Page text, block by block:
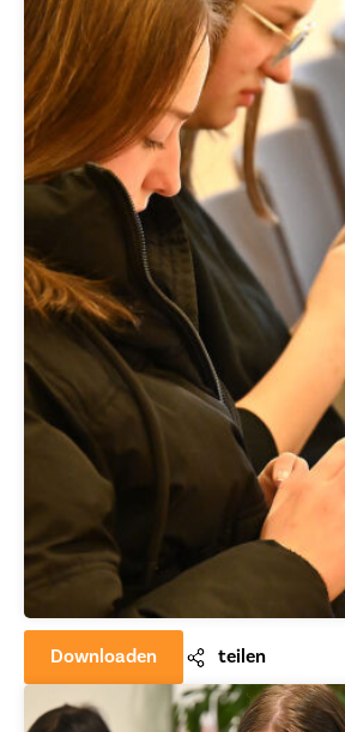
Downloaden teilen